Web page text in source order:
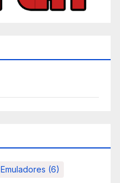
Emuladores (6)